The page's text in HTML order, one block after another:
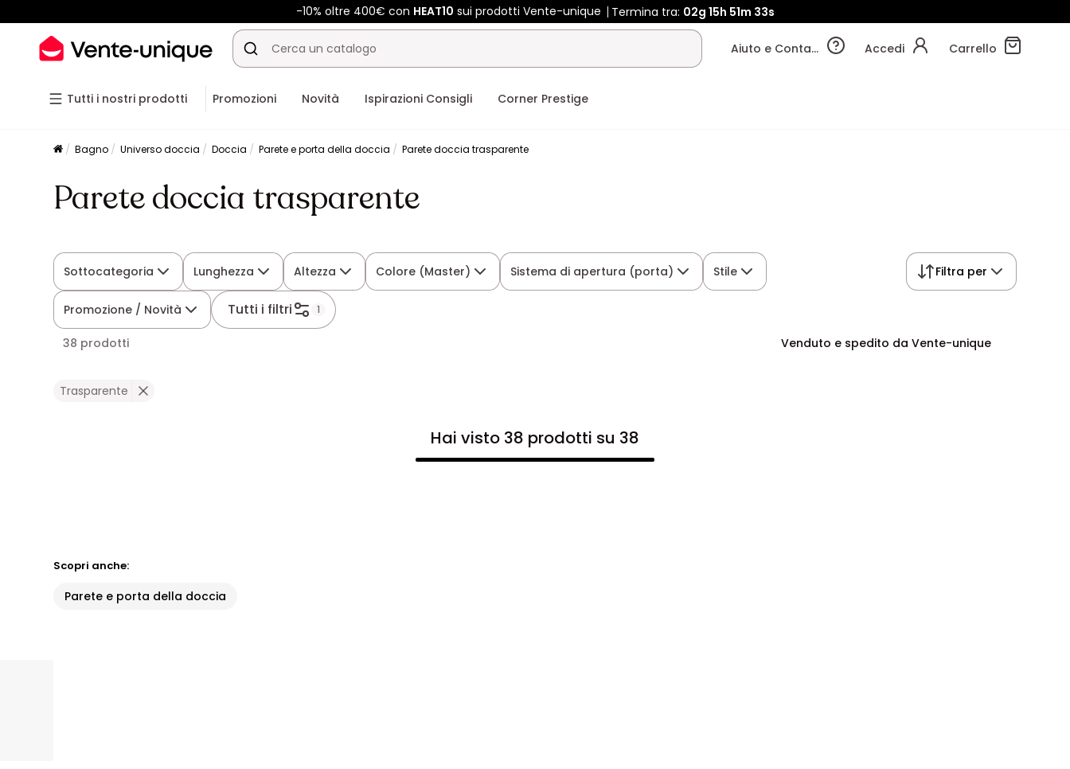
-10% oltre 400€ con HEAT10 sui prodotti Vente-unique Termina tra: 02g 15h 51m 32s
Aiuto e Contatti Accedi Carrello
Tutti i nostri prodotti Promozioni Novità Ispirazioni Consigli Corner Prestige
Bagno Universo doccia Doccia Parete e porta della doccia Parete doccia trasparente
Parete doccia trasparente
Sottocategoria Lunghezza Altezza Colore (Master) Sistema di apertura (porta) Stile
Promozione / Novità Tutti i filtri 1
Filtra per
38 prodotti Venduto e spedito da Vente-unique
Trasparente
Hai visto 38 prodotti su 38
Scopri anche:
Parete e porta della doccia